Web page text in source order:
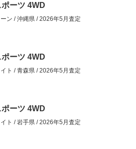
ーツ 4WD
ン /沖縄県 /2026年5月査定
ーツ 4WD
ト /青森県 /2026年5月査定
ーツ 4WD
ト /岩手県 /2026年5月査定